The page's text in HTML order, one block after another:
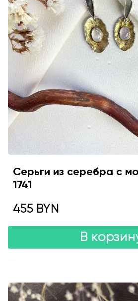
Серьги из серебра с
1741
455 BYN
В